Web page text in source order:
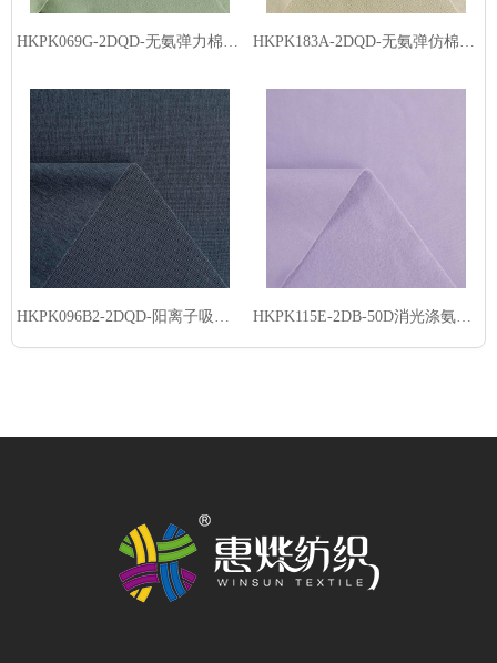
HKPK069G-2DQD-无氨弹力棉感面料5#-吸光发热 HKPK183A-2DQD-无氨弹仿棉暖阳细格-吸光发热
HKPK096B2-2DQD-阳离子吸湿速干棉感雪柳-吸光发热 HKPK115E-2DB-50D消光涤氨PK起绒布-吸光发热